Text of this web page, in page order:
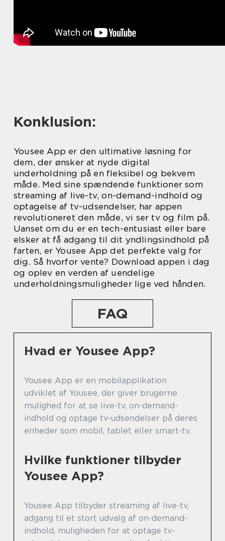
Konklusion:
Yousee App er den ultimative løsning for
dem, der ønsker at nyde digital
underholdning på en fleksibel og bekvem
måde. Med sine spændende funktioner som
streaming af live-tv, on-demand-indhold og
optagelse af tv-udsendelser, har appen
revolutioneret den måde, vi ser tv og film på.
Uanset om du er en tech-entusiast eller bare
elsker at få adgang til dit yndlingsindhold på
farten, er Yousee App det perfekte valg for
dig. Så hvorfor vente? Download appen i dag
og oplev en verden af uendelige
underholdningsmuligheder lige ved hånden.
FAQ
Hvad er Yousee App?
Yousee App er en mobilapplikation
udviklet af Yousee, der giver brugerne
mulighed for at se live-tv, on-demand-
indhold og optage tv-udsendelser på deres
enheder som mobil, tablet eller smart-tv.
Hvilke funktioner tilbyder
Yousee App?
Yousee App tilbyder streaming af live-tv,
adgang til et stort udvalg af on-demand-
indhold, muligheden for at optage tv-